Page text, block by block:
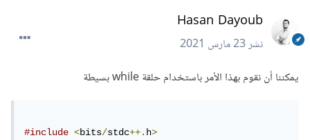
Hasan Dayoub
نشر23 مارس 2021
يمكننا أن نقوم بهذا الأمر باستخدام حلقة while بسيطة
#include <bits/stdc++.h>